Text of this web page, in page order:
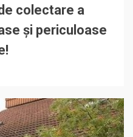
colectare a
și periculoase